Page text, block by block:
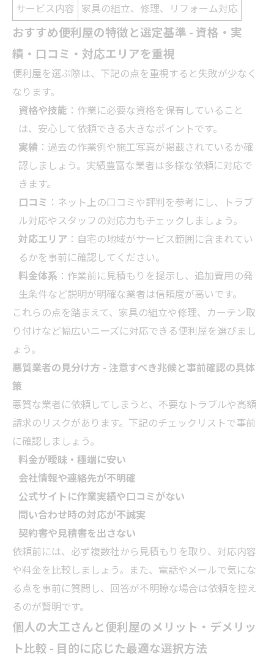
サービス内容 家具の組立、修理、 リフォーム対応
おすすめ便利屋の特徴と選定基準 - 資格・実
績・口コミ・対応エリアを重視
便利屋を選ぶ際は、下記の点を重視すると失敗が少なく
なります。
資格や技能 ：作業に必要な資格を保有していること
は、安心して依頼できる大きなポイントです。
実績 ：過去の作業例や施工写真が掲載されているか確
認しましょう。実績豊富な業者は多様な依頼に対応で
きます。
口コミ ：ネット上の口コミや評判を参考にし、トラブ
ル対応やスタッフの対応力もチェックしましょう。
対応エリア ：自宅の地域がサービス範囲に含まれてい
るかを事前に確認してください。
料金体系 ：作業前に見積もりを提示し、追加費用の発
生条件など説明が明確な業者は信頼度が高いです。
これらの点を踏まえて、家具の組立や修理、カーテン取
り付けなど幅広いニーズに対応できる便利屋を選びまし
ょう。
悪質業者の見分け方 - 注意すべき兆候と事前確認の具体
策
悪質な業者に依頼してしまうと、不要なトラブルや高額
請求のリスクがあります。下記のチェックリストで事前
に確認しましょう。
料金が曖昧・極端に安い
会社情報や連絡先が不明確
公式サイトに作業実績や口コミがない
問い合わせ時の対応が不誠実
契約書や見積書を出さない
依頼前には、必ず複数社から見積もりを取り、対応内容
や料金を比較しましょう。また、電話やメールで気にな
る点を事前に質問し、回答が不明瞭な場合は依頼を控え
るのが賢明です。
個人の大工さんと便利屋のメリット・デメリッ
ト比較 - 目的に応じた最適な選択方法